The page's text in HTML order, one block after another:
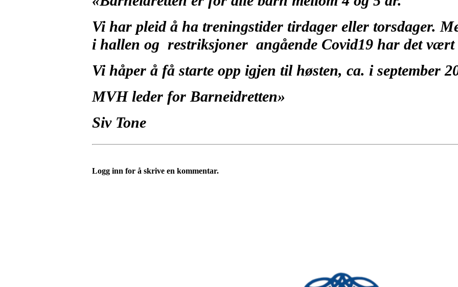
Vi har pleid å ha treningstider tirdager eller torsdager.
i hallen og restriksjoner angående Covid19 har det
Vi håper å få starte opp igjen til høsten, ca. i september
MVH leder for Barneidretten»
Siv Tone
Logg inn for å skrive en kommentar.